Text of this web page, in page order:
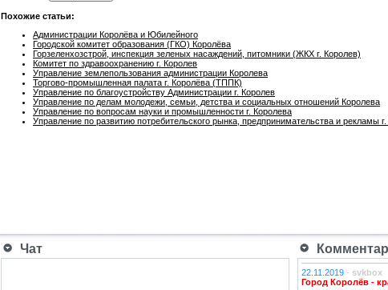
Похожие статьи:
Администрации Королёва и Юбилейного
Городской комитет образования (ГКО) Королёва
Горзеленхозстрой, инспекция зеленых насаждений, питомники (ЖКХ г. Королев)
Комитет по здравоохранению г. Королев
Управление землепользования администрации Королева
Торгово-промышленная палата г. Королёва (ТППК)
Управление по благоустройству Администрации г. Королев
Управление по делам молодежи, семьи, детства и социальных отношений Королева
Управление по вопросам науки и промышленности г. Королева
Управление по развитию потребительского рынка, предпринимательства и рекламы
Чат
22.11.2019 - svkbox
Город Королёв -